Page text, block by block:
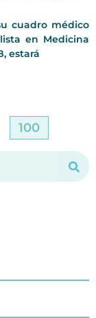
cuadro médico
en Medicina
estará
100